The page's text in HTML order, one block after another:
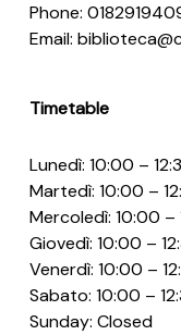
Phone:
Email:
Timetable
Lunedì: 10:00 –
Martedì: 10:00 –
Mercoledì: 10:00 –
Giovedì: 10:00 –
Venerdì: 10:00 –
Sabato: 10:00 –
Sunday: Closed